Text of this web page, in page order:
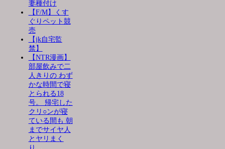
妻種付け
【F/M】くす
ぐりペット競
売
【jk自宅監
禁】
【NTR漫画】
部屋飲みで二
人きりの わず
かな時間で寝
とられる18
号。 帰宅した
クリ○ンが寝
ている間も 朝
までサイヤ人
とヤリまく